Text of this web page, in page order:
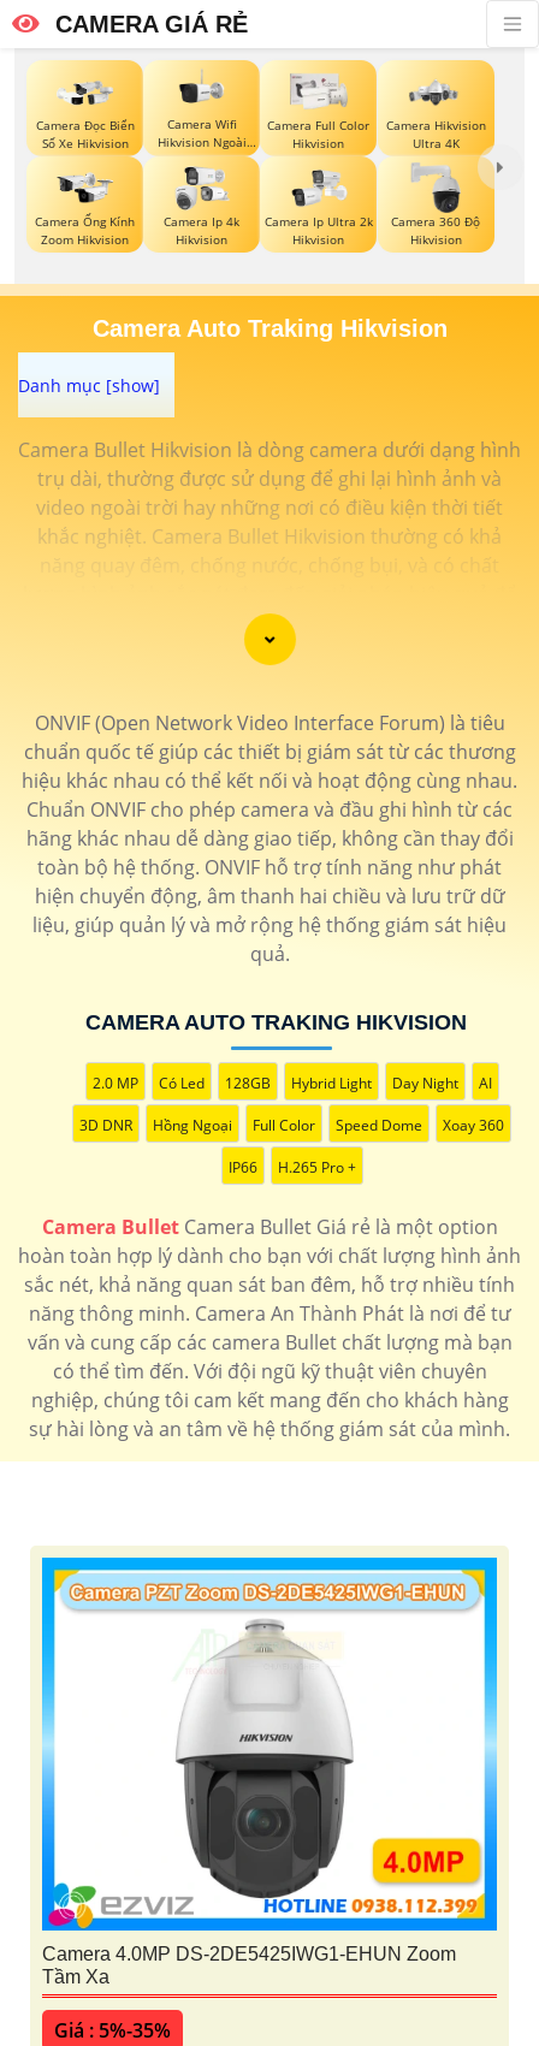
CAMERA GIÁ RẺ
Camera Đọc Biển
Số Xe Hikvision
Camera Wifi
Hikvision Ngoài
Trời
Camera Full Color
Hikvision
Camera Hikvision
Ultra 4K
Camera Ống Kính
Zoom Hikvision
Camera Ip 4k
Hikvision
Camera Ip Ultra 2k
Hikvision
Camera 360 Độ
Hikvision
Camera Auto Traking Hikvision
Camera Bullet Hikvision là dòng camera dưới dạng hình
trụ dài, thường được sử dụng để ghi lại hình ảnh và
video ngoài trời hay những nơi có điều kiện thời tiết
khắc nghiệt. Camera Bullet Hikvision thường có khả
năng quay đêm, chống nước, chống bụi, và có chất
bảo vệ an ninh cho gia đình và doanh nghiệp.
'
ONVIF (Open Network Video Interface Forum) là tiêu
chuẩn quốc tế giúp các thiết bị giám sát từ các thương
hiệu khác nhau có thể kết nối và hoạt động cùng nhau.
Chuẩn ONVIF cho phép camera và đầu ghi hình từ các
hãng khác nhau dễ dàng giao tiếp, không cần thay đổi
toàn bộ hệ thống. ONVIF hỗ trợ tính năng như phát
hiện chuyển động, âm thanh hai chiều và lưu trữ dữ
liệu, giúp quản lý và mở rộng hệ thống giám sát hiệu
quả.
CAMERA AUTO TRAKING HIKVISION
2.0 MP Có Led 128GB Hybrid Light Day Night AI
3D DNR Hồng Ngoại Full Color Speed Dome Xoay 360
IP66 H.265 Pro +
Camera BulletCamera Bullet Giá rẻ là một option
hoàn toàn hợp lý dành cho bạn với chất lượng hình ảnh
sắc nét, khả năng quan sát ban đêm, hỗ trợ nhiều tính
năng thông minh. Camera An Thành Phát là nơi để tư
vấn và cung cấp các camera Bullet chất lượng mà bạn
có thể tìm đến. Với đội ngũ kỹ thuật viên chuyên
nghiệp, chúng tôi cam kết mang đến cho khách hàng
sự hài lòng và an tâm về hệ thống giám sát của mình.
Camera 4.0MP DS-2DE5425IWG1-EHUN Zoom
Tầm Xa
Giá : 5%-35%